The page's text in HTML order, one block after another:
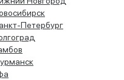
Петербург